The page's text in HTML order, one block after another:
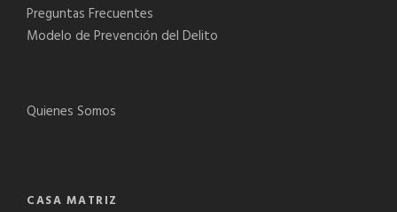
Preguntas Frecuentes
Modelo de Prevención del Delito
Quienes Somos
CASA MATRIZ